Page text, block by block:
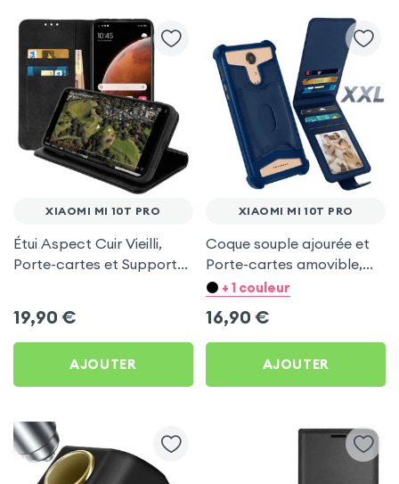
XIAOMI MI 10T PRO
Étui Aspect Cuir Vieilli,
Porte-cartes et Support
19,90 €
AJOUTER
XIAOMI MI 10T PRO
Coque souple ajourée et
Porte-cartes amovible,
avec languette
Xiaomi Mi 10T Pro
+ 1 couleur
16,90 €
AJOUTER